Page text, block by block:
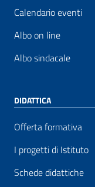
Calendario eventi
Albo on line
Albo sindacale
DIDATTICA
Offerta formativa
I progetti di Istituto
Schede didattiche